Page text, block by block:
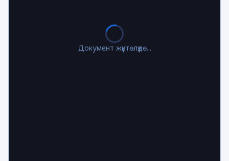
Документ жүктөлүүдө...